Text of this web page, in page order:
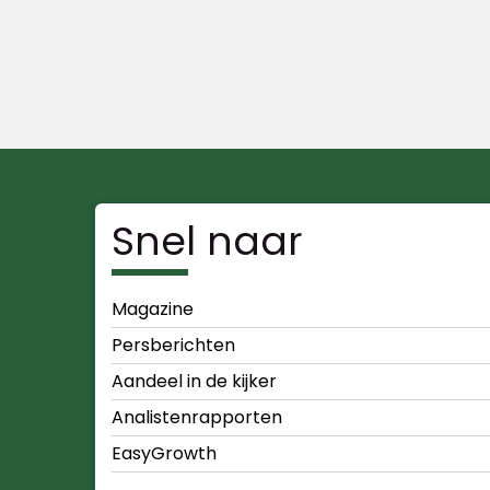
Snel naar
Magazine
Persberichten
Aandeel in de kijker
Analistenrapporten
EasyGrowth